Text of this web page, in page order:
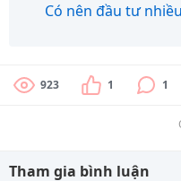
Có nên đầu tư
923 1 1
Tham gia bình luận